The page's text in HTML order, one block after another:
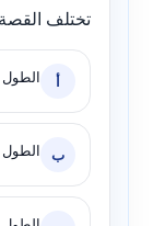
تختلف
أ
ب